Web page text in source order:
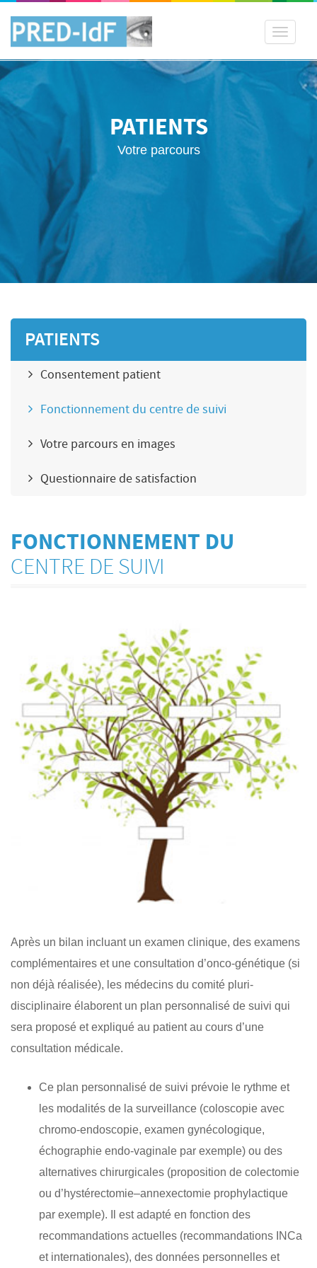
Toggle
PATIENTS
Votre parcours
PATIENTS
Consentement patient
Fonctionnement du centre de suivi
Votre parcours en images
Questionnaire de satisfaction
FONCTIONNEMENT DU
CENTRE DE SUIVI
Après un bilan incluant un examen clinique, des examens
complémentaires et une consultation d’onco-génétique (si
non déjà réalisée), les médecins du comité pluri-
disciplinaire élaborent un plan personnalisé de suivi qui
sera proposé et expliqué au patient au cours d’une
consultation médicale.
Ce plan personnalisé de suivi prévoie le rythme et
les modalités de la surveillance (coloscopie avec
chromo-endoscopie, examen gynécologique,
échographie endo-vaginale par exemple) ou des
alternatives chirurgicales (proposition de colectomie
ou d’hystérectomie–annexectomie prophylactique
par exemple). Il est adapté en fonction des
recommandations actuelles (recommandations INCa
et internationales), des données personnelles et